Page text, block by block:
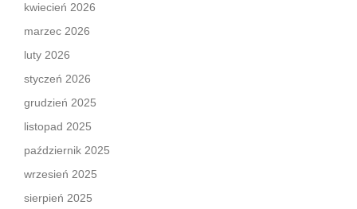
kwiecień 2026
marzec 2026
luty 2026
styczeń 2026
grudzień 2025
listopad 2025
październik 2025
wrzesień 2025
sierpień 2025